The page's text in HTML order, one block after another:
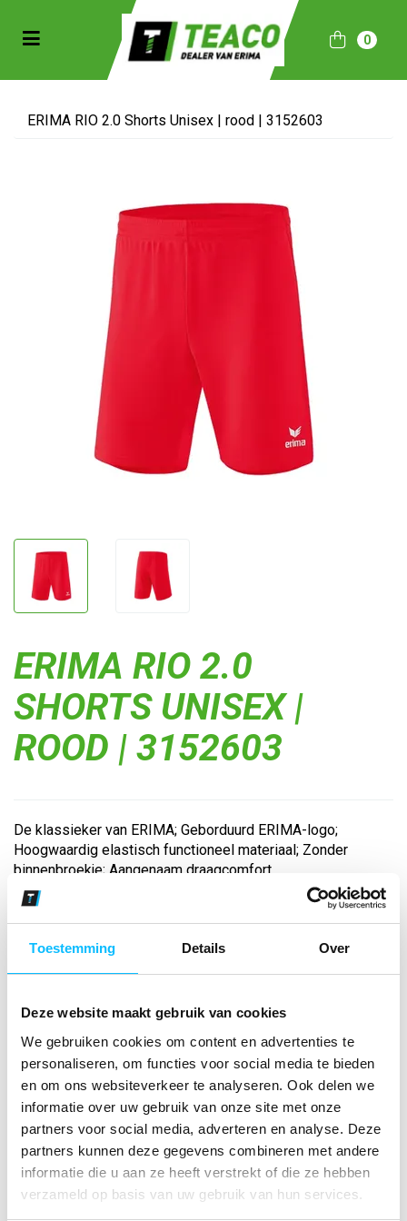
Toestemming Details Over
Deze website maakt gebruik van cookies
We gebruiken cookies om content en advertenties te
personaliseren, om functies voor social media te bieden
en om ons websiteverkeer te analyseren. Ook delen we
informatie over uw gebruik van onze site met onze
partners voor social media, adverteren en analyse. Deze
partners kunnen deze gegevens combineren met andere
informatie die u aan ze heeft verstrekt of die ze hebben
verzameld op basis van uw gebruik van hun services.
(Sportkleding)
(Collecties)
Toggle navigation 0
ERIMA RIO 2.0 Shorts Unisex | rood | 3152603
ERIMA RIO 2.0
SHORTS UNISEX |
ROOD | 3152603
De klassieker van ERIMA; Geborduurd ERIMA-logo;
Hoogwaardig elastisch functioneel materiaal; Zonder
binnenbroekje; Aangenaam draagcomfort...
Aantal
*Gratis verzending vanaf €150,- exclusief BTW
Kies kleur/maat